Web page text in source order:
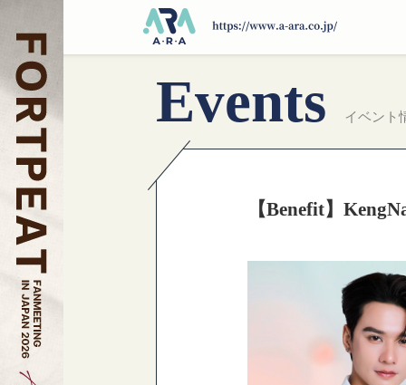
Events イベント
【Benefit】